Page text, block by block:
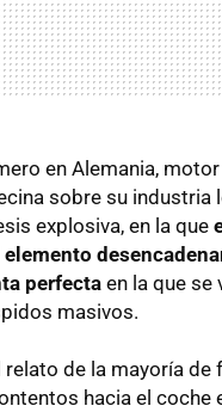
en Alemania,
sobre su industria
explosiva, en la que
perfecta en la que se
masivos.
de la mayoría de
hacia el coche